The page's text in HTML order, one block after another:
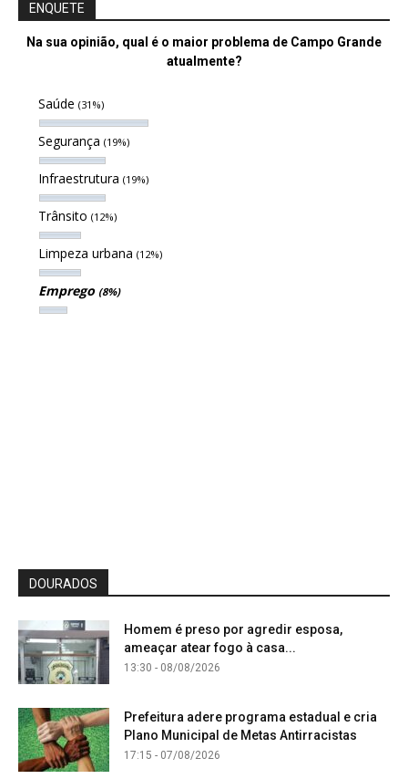
ENQUETE
Na sua opinião, qual é o maior problema de Campo Grande
atualmente?
Saúde (31%)
Segurança (19%)
Infraestrutura (19%)
Trânsito (12%)
Limpeza urbana (12%)
Emprego (8%)
DOURADOS
Homem é preso por agredir esposa,
ameaçar atear fogo à casa...
13:30 - 08/08/2026
Prefeitura adere programa estadual e cria
Plano Municipal de Metas Antirracistas
17:15 - 07/08/2026